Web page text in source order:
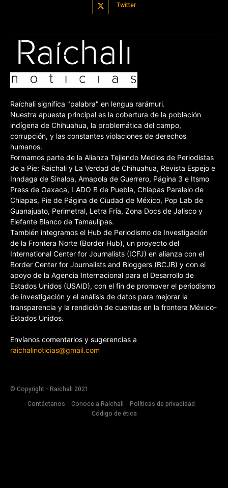
Twitter
Raíchali significa "palabra" en lengua rarámuri.
Nuestra apuesta principal es la cobertura de la población
indígena de Chihuahua, la problemática del campo,
corrupción, y las constantes violaciones de derechos
humanos.
Formamos parte de la Alianza Tejiendo Medios de Periodistas
de a Pie: Raichali y La Verdad de Chihuahua, Revista Espejo e
Inndaga de Sinaloa, Amapola de Guerrero, Página 3 e Itsmo
Press de Oaxaca, LADO B de Puebla, Chiapas Paralelo de
Chiapas, Pie de Página de Ciudad de México, Pop Lab de
Guanajuato, Perimetral, Letra Fría, Zona Docs de Jalisco y
Elefante Blanco de Tamaulipas.
También integramos el Hub de Periodismo de Investigación
de la Frontera Norte (Border Hub), un proyecto del
International Center for Journalists (ICFJ) en alianza con el
Border Center for Journalists and Bloggers (BCJB) y con el
apoyo de la Agencia Internacional para el Desarrollo de
Estados Unidos (USAID), con el fin de promover el periodismo
de investigación y el análisis de datos para mejorar la
transparencia y la rendición de cuentas en la frontera México-
Estados Unidos.
Envíanos comentarios y sugerencias a
raichalinoticias@gmail.com
© Copyright - Raichali 2021
Contáctanos
Conoce a Raíchali
Políticas de privacidad
Código de ética